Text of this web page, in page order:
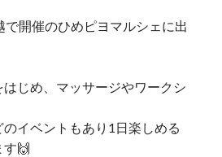
開催のひめピヨマルシェに出
じめ、マッサージやワークシ
イベントもあり1日楽しめる
す🙌